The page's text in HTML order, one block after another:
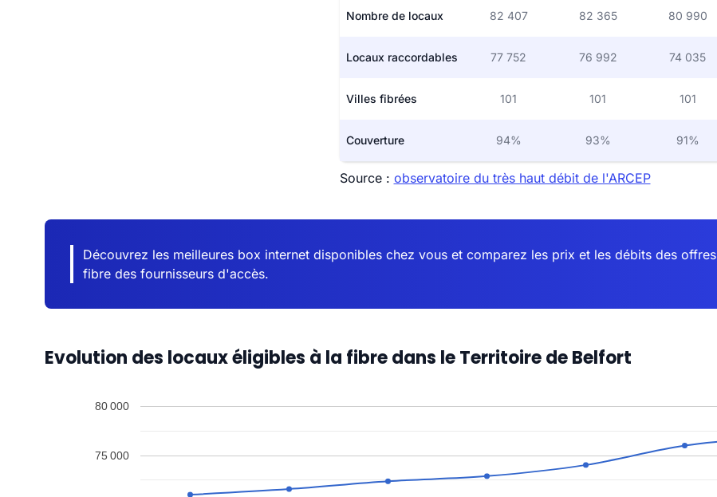
Nombre de locaux 82 407 82 365 80 990
Locaux raccordables 77 752 76 992 74 035
Villes fibrées 101 101 101
Couverture 94% 93% 91%
Source : observatoire du très haut débit de l'ARCEP
Découvrez les meilleures box internet disponibles chez vous et comparez les prix et les débits des offres
fibre des fournisseurs d'accès.
Evolution des locaux éligibles à la fibre dans le Territoire de Belfort
75 000
80 000